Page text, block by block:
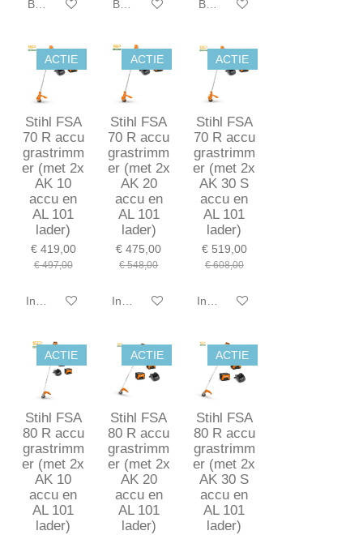
Bekijk details Bekijk details Bekijk details
ACTIE
Stihl FSA
70 R accu
grastrimm
er (met 2x
AK 10
accu en
AL 101
lader)
€ 419,00
€ 497,00
In winkelwagen
ACTIE
Stihl FSA
70 R accu
grastrimm
er (met 2x
AK 20
accu en
AL 101
lader)
€ 475,00
€ 548,00
In winkelwagen
ACTIE
Stihl FSA
70 R accu
grastrimm
er (met 2x
AK 30 S
accu en
AL 101
lader)
€ 519,00
€ 608,00
In winkelwagen
ACTIE
Stihl FSA
80 R accu
grastrimm
er (met 2x
AK 10
accu en
AL 101
lader)
ACTIE
Stihl FSA
80 R accu
grastrimm
er (met 2x
AK 20
accu en
AL 101
lader)
ACTIE
Stihl FSA
80 R accu
grastrimm
er (met 2x
AK 30 S
accu en
AL 101
lader)